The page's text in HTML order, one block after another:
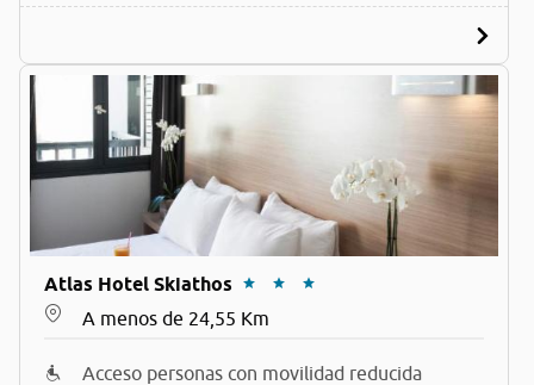
Atlas Hotel Skiathos
A menos de 24,55 Km
Acceso personas con movilidad reducida